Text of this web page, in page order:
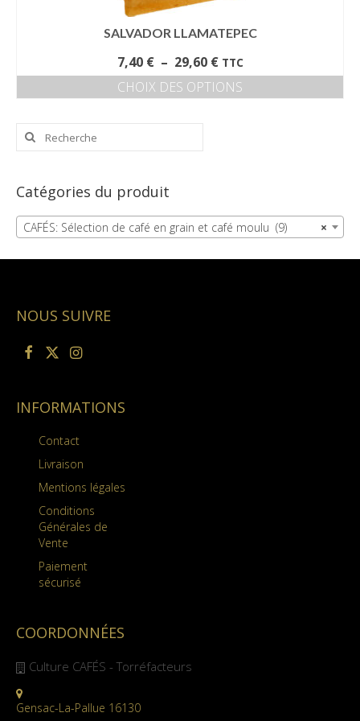
SALVADOR LLAMATEPEC
7,40 € – 29,60 €Plage
de
prix :
TTC
CHOIX DES OPTIONS
produit
plusieurs
peuvent
être
Rechercher
Catégories du produit
×
CAFÉS: Sélection de café en grain et café moulu (9)
NOUS SUIVRE
INFORMATIONS
Contact
Livraison
Mentions légales
Conditions
Générales de
Vente
Paiement
sécurisé
COORDONNÉES
Culture CAFÉS - Torréfacteurs
Gensac-La-Pallue 16130